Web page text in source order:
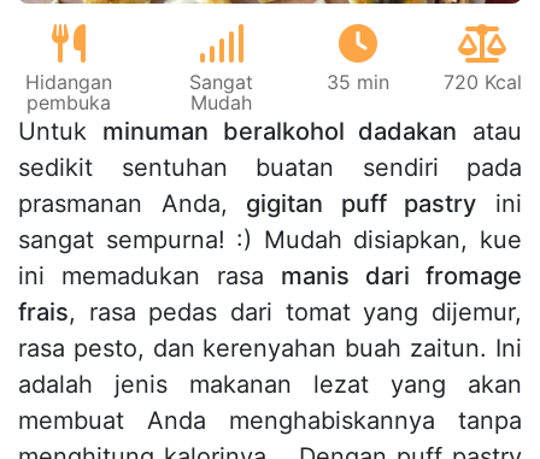
Hidangan
pembuka
Sangat
Mudah
35 min 720 Kcal
Untuk minuman beralkohol dadakan atau
sedikit sentuhan buatan sendiri pada
prasmanan Anda, gigitan puff pastry ini
sangat sempurna! :) Mudah disiapkan, kue
ini memadukan rasa manis dari fromage
frais, rasa pedas dari tomat yang dijemur,
rasa pesto, dan kerenyahan buah zaitun. Ini
adalah jenis makanan lezat yang akan
membuat Anda menghabiskannya tanpa